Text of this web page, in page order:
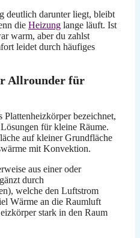
deutlich darunter liegt, bleibt
die Heizung lange läuft. Ist
warm, aber du zahlst
leidet durch häufiges
Allrounder für
bezeichnet,
für kleine Räume.
auf kleiner Grundfläche
mit Konvektion.
aus einer oder
durch
welche den Luftstrom
Wärme an die Raumluft
stark in den Raum